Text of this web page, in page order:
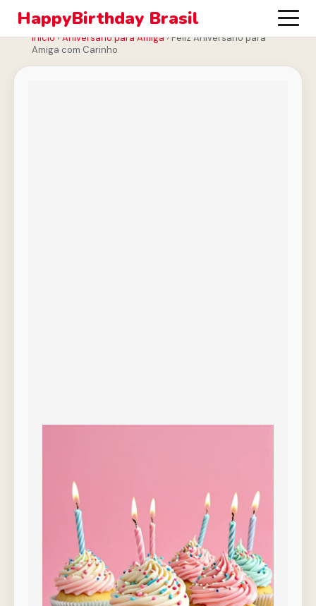
HappyBirthday Brasil
Início›Aniversário para Amiga›Feliz Aniversário para
Amiga com Carinho